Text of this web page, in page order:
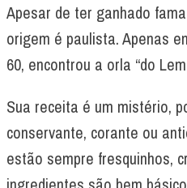
Apesar de ter ganhado
origem é paulista. Apenas
60, encontrou a orla “do
Sua receita é um mistério,
conservante, corante ou
estão sempre fresquinhos,